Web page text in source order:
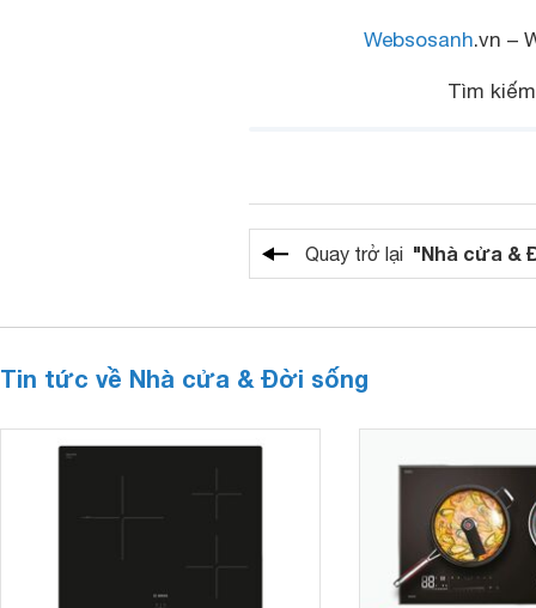
Websosanh.vn –
Tìm
Quay trở lại "Nhà cửa &
Tin tức về Nhà cửa & Đời sống